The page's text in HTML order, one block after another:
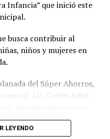
Infancia” que inició este
busca contribuir al
niños y mujeres en
del Súper Ahorros,
Lic. Carlos Adiel
desarrolladas por el área
el compromiso y la
LEYENDO